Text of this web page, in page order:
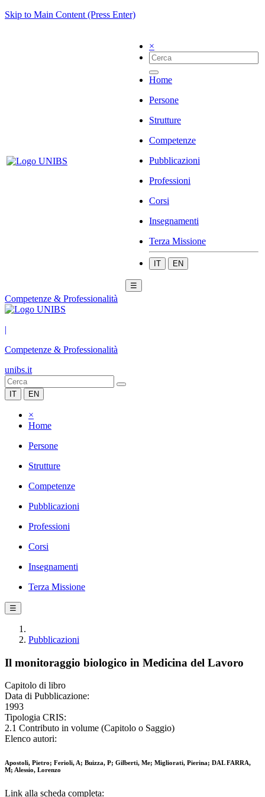
Skip to Main Content (Press Enter)
×
Home
Persone
Strutture
Competenze
Pubblicazioni
Professioni
Corsi
Insegnamenti
Terza Missione
IT EN
☰
Competenze & Professionalità
|
Competenze & Professionalità
unibs.it
IT EN
×
Home
Persone
Strutture
Competenze
Pubblicazioni
Professioni
Corsi
Insegnamenti
Terza Missione
☰
Pubblicazioni
Il monitoraggio biologico in Medicina del Lavoro
Capitolo di libro
Data di Pubblicazione:
1993
Tipologia CRIS:
2.1 Contributo in volume (Capitolo o Saggio)
Elenco autori:
Apostoli, Pietro; Ferioli, A; Buizza, P; Gilberti, Me; Migliorati, Pierina; DAL FARRA,
M; Alessio, Lorenzo
Link alla scheda completa: